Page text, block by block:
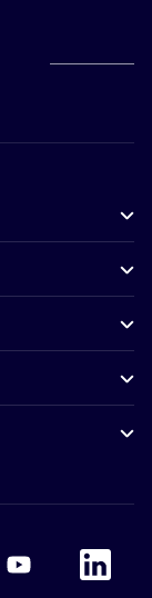
Accor Youtube
Accor